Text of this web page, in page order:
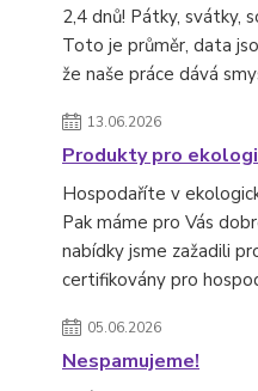
2,4 dnů! Pátky, svátky,
Toto je průměr, data
že naše práce dává
13.06.2026
Produkty pro
Hospodaříte v
Pak máme pro Vás
nabídky jsme zažadili
certifikovány pro
05.06.2026
Nespamujeme!